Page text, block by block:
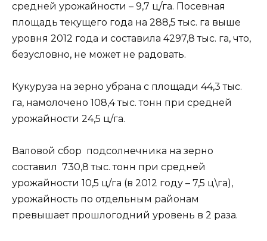
средней урожайности – 9,7 ц/га. Посевная
площадь текущего года на 288,5 тыс. га выше
уровня 2012 года и составила 4297,8 тыс. га, что,
безусловно, не может не радовать.
Кукуруза на зерно убрана с площади 44,3 тыс.
га, намолочено 108,4 тыс. тонн при средней
урожайности 24,5 ц/га.
Валовой сбор подсолнечника на зерно
составил 730,8 тыс. тонн при средней
урожайности 10,5 ц/га (в 2012 году – 7,5 ц\га),
урожайность по отдельным районам
превышает прошлогодний уровень в 2 раза.